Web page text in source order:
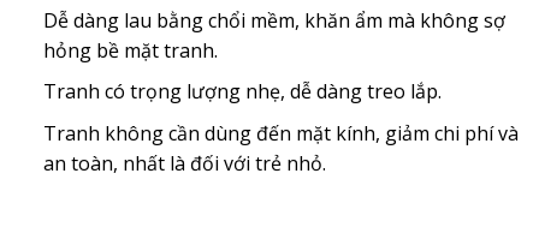
Dễ dàng lau bằng chổi mềm, khăn ẩm mà không sợ
hỏng bề mặt tranh.
Tranh có trọng lượng nhẹ, dễ dàng treo lắp.
Tranh không cần dùng đến mặt kính, giảm chi phí và
an toàn, nhất là đối với trẻ nhỏ.